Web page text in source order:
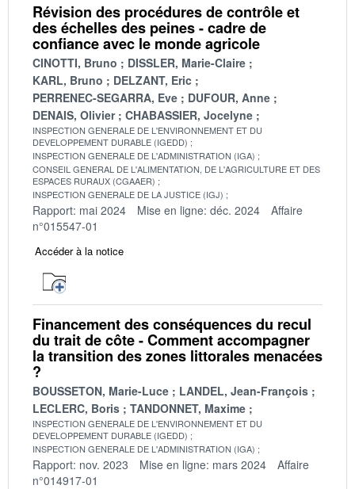
Révision des procédures de contrôle et
des échelles des peines - cadre de
confiance avec le monde agricole
CINOTTI, Bruno
DISSLER, Marie-Claire
KARL, Bruno
DELZANT, Eric
PERRENEC-SEGARRA, Eve
DUFOUR, Anne
DENAIS, Olivier
CHABASSIER, Jocelyne
INSPECTION GENERALE DE L'ENVIRONNEMENT ET DU
DEVELOPPEMENT DURABLE (IGEDD)
INSPECTION GENERALE DE L'ADMINISTRATION (IGA)
CONSEIL GENERAL DE L'ALIMENTATION, DE L'AGRICULTURE ET DES
ESPACES RURAUX (CGAAER)
INSPECTION GENERALE DE LA JUSTICE (IGJ)
Rapport: mai 2024 Mise en ligne: déc. 2024
Affaire
n°015547-01
Accéder à la notice
Financement des conséquences du recul
du trait de côte - Comment accompagner
la transition des zones littorales menacées
?
BOUSSETON, Marie-Luce
LANDEL, Jean-François
LECLERC, Boris
TANDONNET, Maxime
INSPECTION GENERALE DE L'ENVIRONNEMENT ET DU
DEVELOPPEMENT DURABLE (IGEDD)
INSPECTION GENERALE DE L'ADMINISTRATION (IGA)
Rapport: nov. 2023 Mise en ligne: mars 2024
Affaire
n°014917-01